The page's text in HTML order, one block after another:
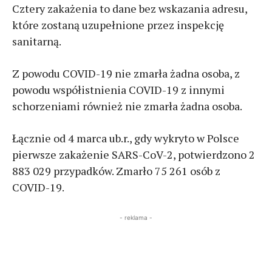
Cztery zakażenia to dane bez wskazania adresu,
które zostaną uzupełnione przez inspekcję
sanitarną.
Z powodu COVID-19 nie zmarła żadna osoba, z
powodu współistnienia COVID-19 z innymi
schorzeniami również nie zmarła żadna osoba.
Łącznie od 4 marca ub.r., gdy wykryto w Polsce
pierwsze zakażenie SARS-CoV-2, potwierdzono 2
883 029 przypadków. Zmarło 75 261 osób z
COVID-19.
- reklama -